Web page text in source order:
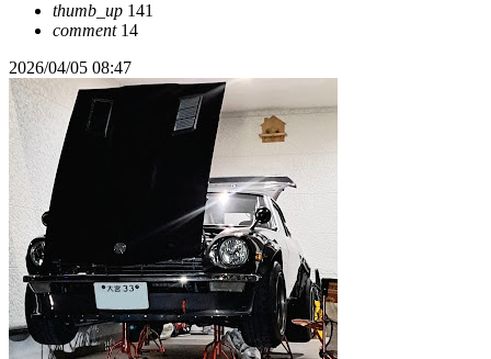
thumb_up 141
comment14
2026/04/05 08:47